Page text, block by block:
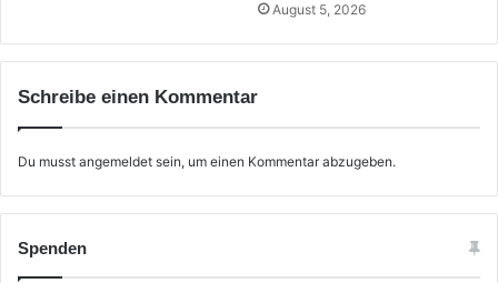
August 5, 2026
Schreibe einen Kommentar
Du musst angemeldet sein, um einen Kommentar abzugeben.
Spenden